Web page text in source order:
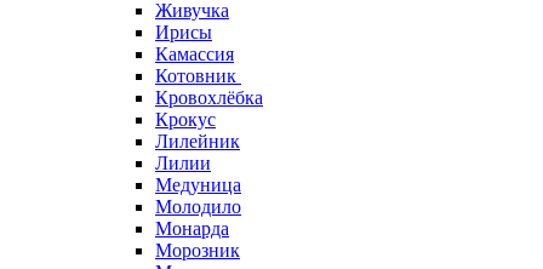
Живучка
Ирисы
Камассия
Котовник
Кровохлёбка
Крокус
Лилейник
Лилии
Медуница
Молодило
Монарда
Морозник